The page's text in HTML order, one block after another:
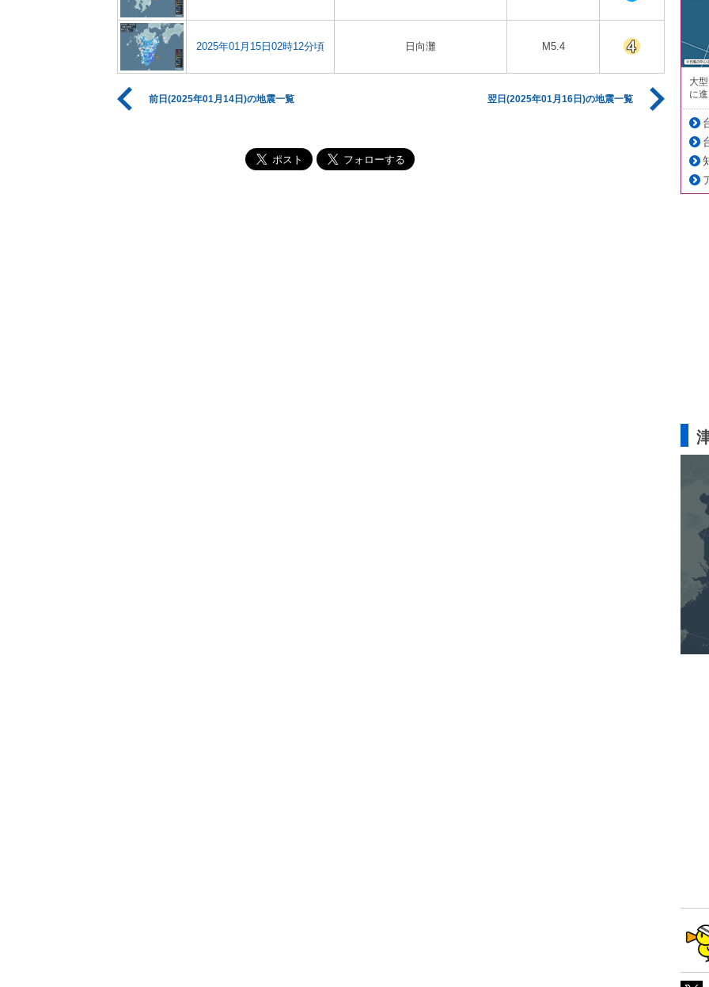
2025年01月15日02時12分頃 日向灘 M5.4
前日(2025年01月14日)の地震一覧 翌日(2025年01月16日)の地震一覧
大
に